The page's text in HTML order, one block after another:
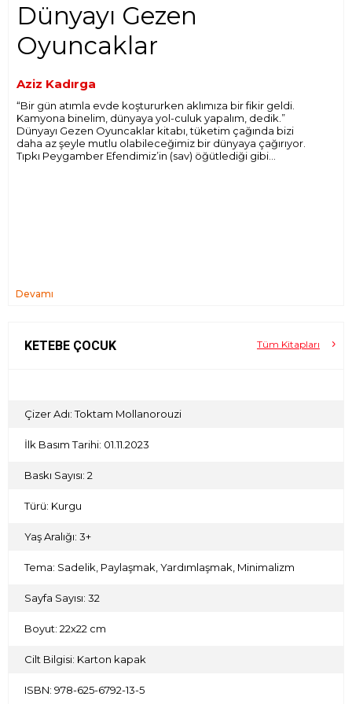
Dünyayı Gezen
Oyuncaklar
Aziz Kadırga
“Bir gün atımla evde koştururken aklımıza bir fikir geldi.
Kamyona binelim, dünyaya yol-culuk yapalım, dedik.”
Dünyayı Gezen Oyuncaklar kitabı, tüketim çağında bizi
daha az şeyle mutlu olabileceğimiz bir dünyaya çağırıyor.
Tıpkı Peygamber Efendimiz’in (sav) öğütlediği gibi...
Devamı
KETEBE ÇOCUK Tüm Kitapları
Çizer Adı: Toktam Mollanorouzi
İlk Basım Tarihi: 01.11.2023
Baskı Sayısı: 2
Türü: Kurgu
Yaş Aralığı: 3+
Tema: Sadelik, Paylaşmak, Yardımlaşmak, Minimalizm
Sayfa Sayısı: 32
Boyut: 22x22 cm
Cilt Bilgisi: Karton kapak
ISBN: 978-625-6792-13-5